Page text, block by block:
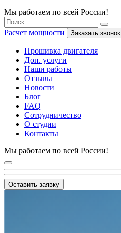
Мы работаем по всей России!
Расчет мощности Заказать звонок
Прошивка двигателя
Доп. услуги
Наши работы
Отзывы
Новости
Блог
FAQ
Сотрудничество
О студии
Контакты
Мы работаем по всей России!
Оставить заявку